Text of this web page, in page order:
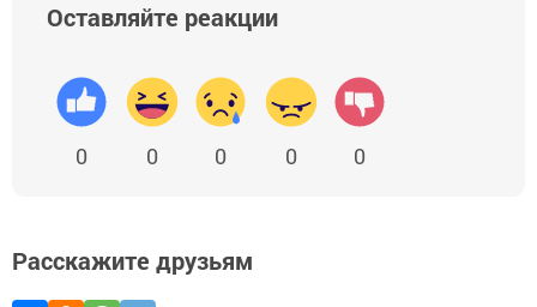
Оставляйте реакции
0 0 0 0 0
Расскажите друзьям